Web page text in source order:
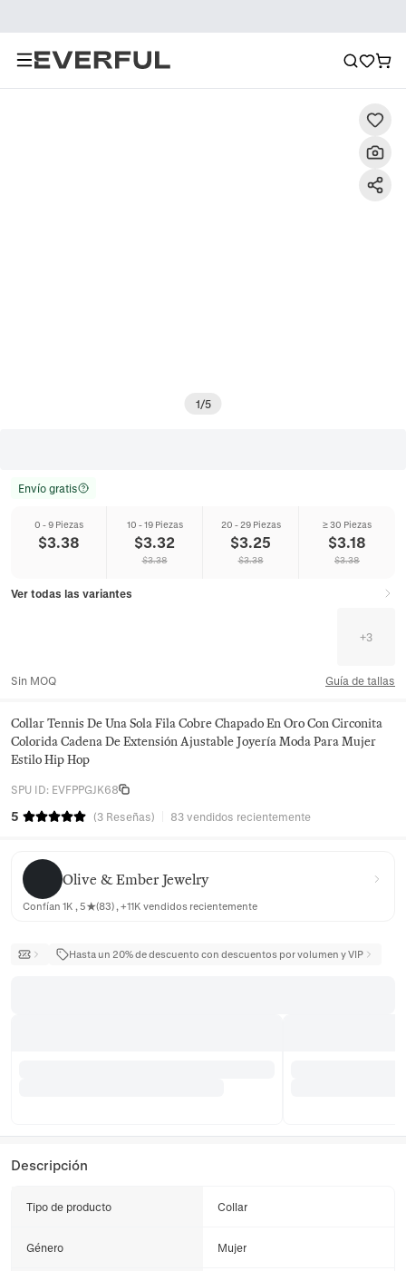
1/5
Envío gratis
0 - 9 Piezas
$3.38
10 - 19 Piezas
$3.32
$3.38
20 - 29 Piezas
$3.25
$3.38
≥ 30 Piezas
$3.18
$3.38
Ver todas las variantes
+3
Sin MOQ Guía de tallas
Collar Tennis De Una Sola Fila Cobre Chapado En Oro Con Circonita
Colorida Cadena De Extensión Ajustable Joyería Moda Para Mujer
Estilo Hip Hop
SPU ID: EVFPPGJK68
5 (3 Reseñas) 83 vendidos recientemente
Olive & Ember Jewelry
Olive & Ember Jewelry
Confían 1K , 5★(83) , +11K vendidos recientemente
Hasta un 20% de descuento con descuentos por volumen y VIP
Descripción
Tipo de producto Collar
Género Mujer